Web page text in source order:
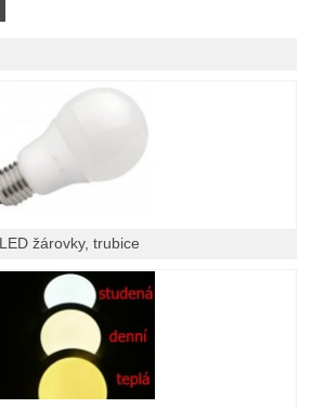
LED žárovky, trubice